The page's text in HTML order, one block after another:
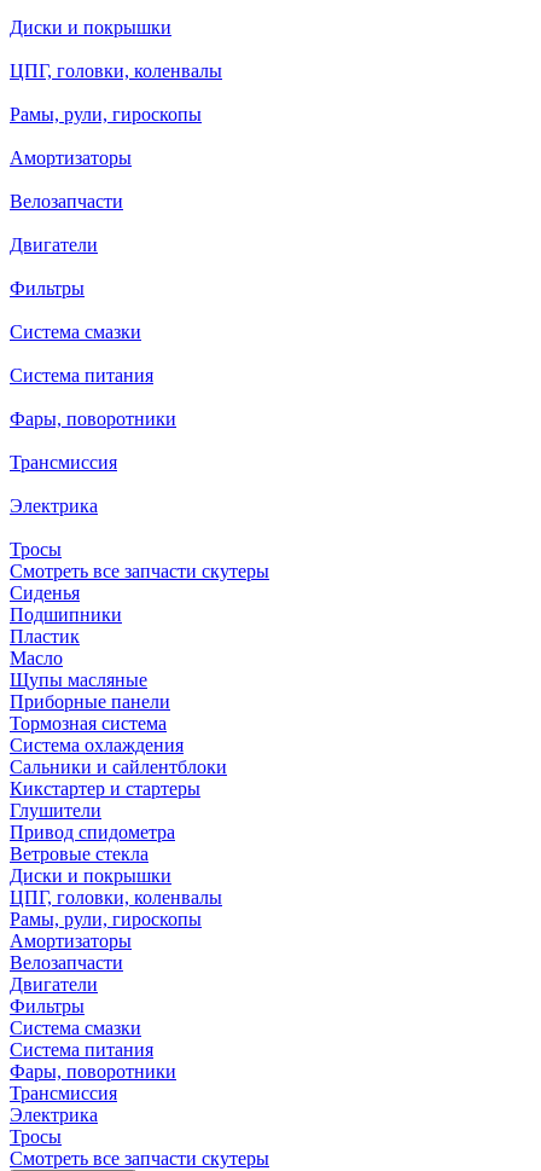
Диски и покрышки
ЦПГ, головки, коленвалы
Рамы, рули, гироскопы
Амортизаторы
Велозапчасти
Двигатели
Фильтры
Система смазки
Система питания
Фары, поворотники
Трансмиссия
Электрика
Тросы
Смотреть все запчасти скутеры
Сиденья
Подшипники
Пластик
Масло
Щупы масляные
Приборные панели
Тормозная система
Система охлаждения
Сальники и сайлентблоки
Кикстартер и стартеры
Глушители
Привод спидометра
Ветровые стекла
Диски и покрышки
ЦПГ, головки, коленвалы
Рамы, рули, гироскопы
Амортизаторы
Велозапчасти
Двигатели
Фильтры
Система смазки
Система питания
Фары, поворотники
Трансмиссия
Электрика
Тросы
Смотреть все запчасти скутеры